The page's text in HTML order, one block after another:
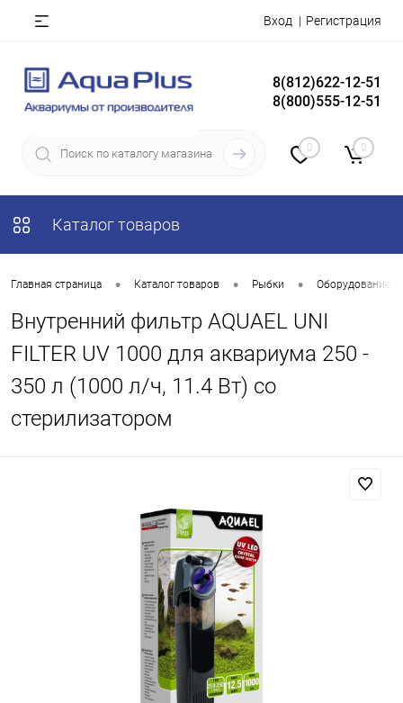
Вход Регистрация
8(812)622-12-51
8(800)555-12-51
0 0
Каталог товаров
Главная страница • Каталог товаров • Рыбки • Оборудование
Внутренний фильтр AQUAEL UNI
FILTER UV 1000 для аквариума 250 -
350 л (1000 л/ч, 11.4 Вт) со
стерилизатором